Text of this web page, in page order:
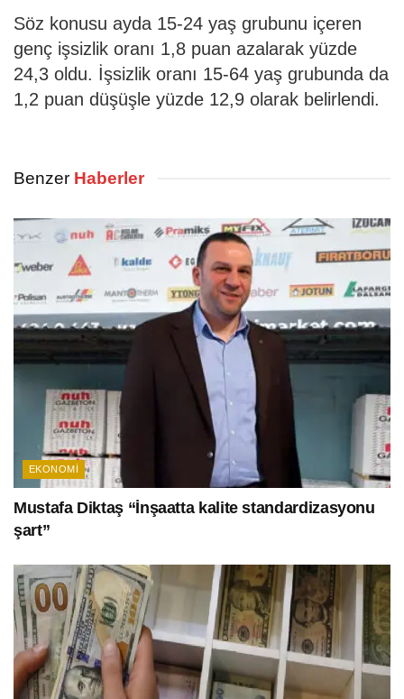
Söz konusu ayda 15-24 yaş grubunu içeren
genç işsizlik oranı 1,8 puan azalarak yüzde
24,3 oldu. İşsizlik oranı 15-64 yaş grubunda da
1,2 puan düşüşle yüzde 12,9 olarak belirlendi.
Benzer Haberler
EKONOMI
Mustafa Diktaş “İnşaatta kalite standardizasyonu
şart”